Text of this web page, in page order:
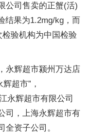
公司售卖的正蟹(活)
结果为1.2mg/kg，而
验机构为中国检验
永辉超市颍州万达店
超市”，
永辉超市有限公司
司，上海永辉超市有
全资子公司。